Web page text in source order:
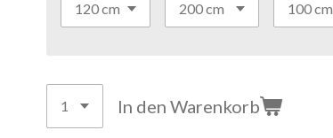
In den Warenkorb